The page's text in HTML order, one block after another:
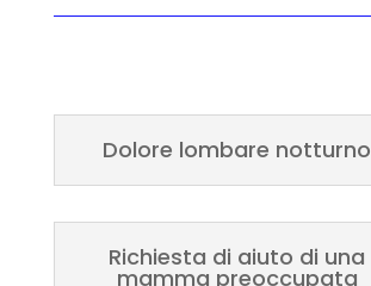
Dolore lombare notturno
Richiesta di aiuto di una
mamma preoccupata